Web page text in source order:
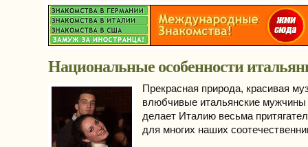
Национальные особенности
Прекрасная природа, красивая
влюбчивые итальянские
делает Италию весьма
для многих наших